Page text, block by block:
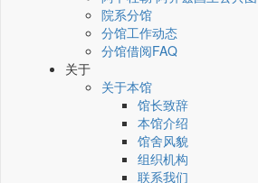
院系分馆
分馆工作动态
分馆借阅FAQ
关于
关于本馆
馆长致辞
本馆介绍
馆舍风貌
组织机构
联系我们